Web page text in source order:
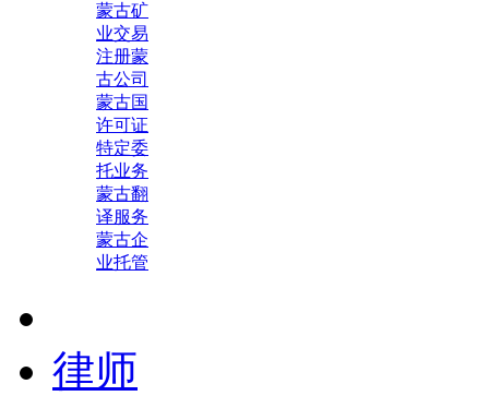
蒙古矿
业交易
注册蒙
古公司
蒙古国
许可证
特定委
托业务
蒙古翻
译服务
蒙古企
业托管
律师